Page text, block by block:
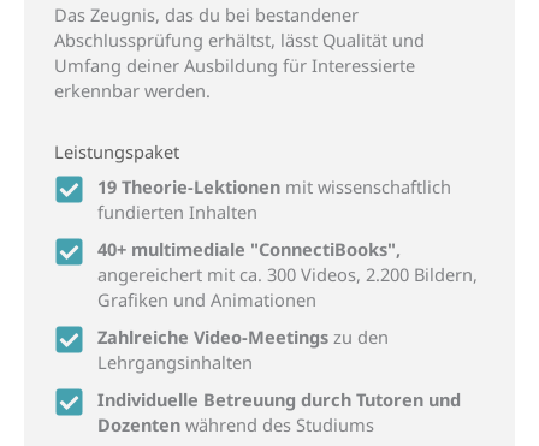
Das Zeugnis, das du bei bestandener
Abschlussprüfung erhältst, lässt Qualität und
Umfang deiner Ausbildung für Interessierte
erkennbar werden.
Leistungspaket
19 Theorie-Lektionen mit wissenschaftlich
fundierten Inhalten
40+ multimediale "ConnectiBooks",
angereichert mit ca. 300 Videos, 2.200 Bildern,
Grafiken und Animationen
Zahlreiche Video-Meetings zu den
Lehrgangsinhalten
Individuelle Betreuung durch Tutoren und
Dozenten während des Studiums